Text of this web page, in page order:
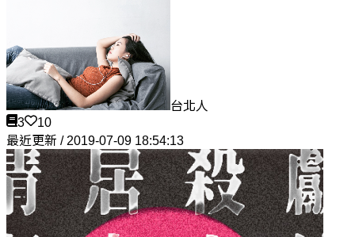
台北人
3
10
最近更新 / 2019-07-09 18:54:13